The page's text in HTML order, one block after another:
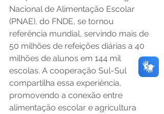
Nacional de Alimentação Escolar
(PNAE), do FNDE, se tornou
referência mundial, servindo mais de
50 milhões de refeições diárias a 40
milhões de alunos em 144 mil
escolas. A cooperação Sul-Sul
compartilha essa experiência,
promovendo a conexão entre
alimentação escolar e agricultura